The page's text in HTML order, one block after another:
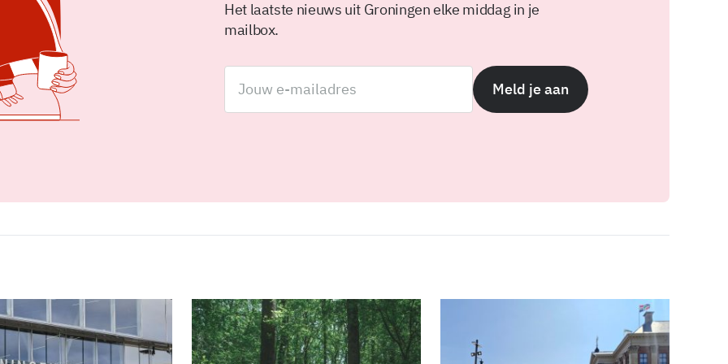
Het laatste nieuws uit Groningen elke middag in je
mailbox.
Meld je aan